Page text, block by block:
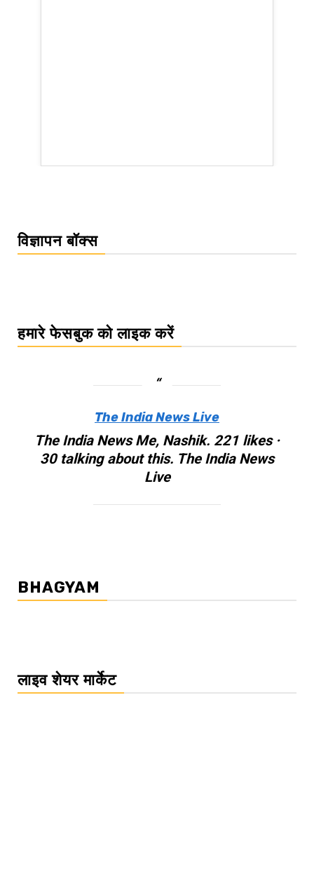
विज्ञापन बॉक्स
हमारे फेसबुक को लाइक करें
The India News Live
The India News Me, Nashik. 221 likes ·
30 talking about this. The India News
Live
BHAGYAM
लाइव शेयर मार्केट